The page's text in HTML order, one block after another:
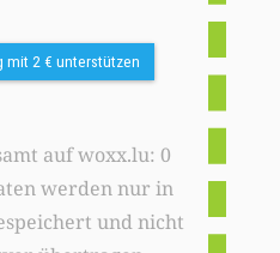
mit 2 € unterstützen
auf woxx.lu: 0
werden nur in
und nicht